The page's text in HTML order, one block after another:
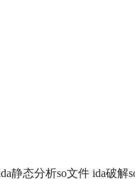
静态分析so文件 ida破解